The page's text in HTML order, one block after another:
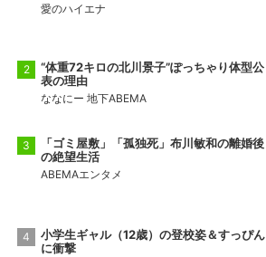
愛のハイエナ
“体重72キロの北川景子”ぽっちゃり体型公
表の理由
ななにー 地下ABEMA
「ゴミ屋敷」「孤独死」布川敏和の離婚後
の絶望生活
ABEMAエンタメ
小学生ギャル（12歳）の登校姿＆すっぴん
に衝撃